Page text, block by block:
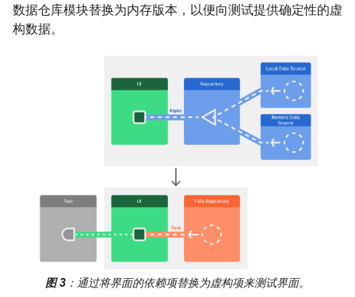
数据仓库模块替换为内存版本，以便向测试提供确定性的虚
构数据。
图 3 ：通过将界面的依赖项替换为虚构项来测试界面。